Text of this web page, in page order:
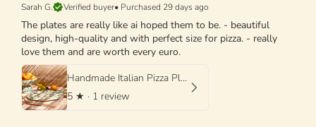
Sarah G.
Verified buyer• Purchased 29 days ago
The plates are really like ai hoped them to be. - beautiful
design, high-quality and with perfect size for pizza. - really
love them and are worth every euro.
Handmade Italian Pizza Plate 33 cm | Schizzato Design
5 ★ · 1 review